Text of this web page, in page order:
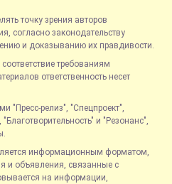
точку зрения авторов
согласно законодательству
и доказыванию их правдивости.
требованиям
ответственность несет
"Пресс-релиз", "Спецпроект",
и "Резонанс",
информационным форматом,
и объявления, связанные с
на информации,